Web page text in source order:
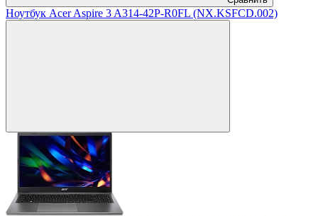
Ноутбук Acer Aspire 3 A314-42P-R0FL (NX.KSFCD.002)